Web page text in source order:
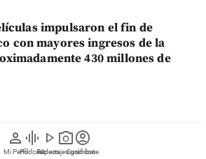
person
Mi Perfil
graphic_eq
Pódcast
play_arrow
Videos
photo_camera
Reportajes gráficos
account_circle
Suscríbete
impulsaron el fin de
con mayores ingresos de la
430 millones de
completó el podio en el tercer
seguida por